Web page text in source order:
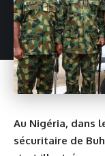
Au Nigéria, dans
sécuritaire de